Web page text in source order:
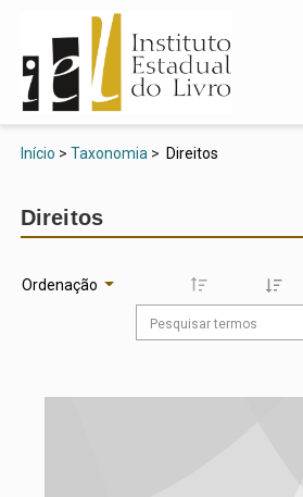
Início > Taxonomia > Direitos
Direitos
Ordenação